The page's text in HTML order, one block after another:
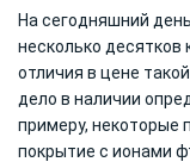
На сегодняшний
несколько десятков
отличия в цене
дело в наличии
примеру, некоторые
покрытие с ионами